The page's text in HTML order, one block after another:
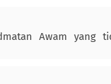
Awam yang